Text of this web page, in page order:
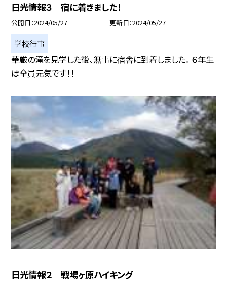
日光情報３ 宿に着きました！
公開日 2024/05/27 更新日 2024/05/27
学校行事
華厳の滝を見学した後、無事に宿舎に到着しました。 ６年生
は全員元気です！！
日光情報２ 戦場ヶ原ハイキング